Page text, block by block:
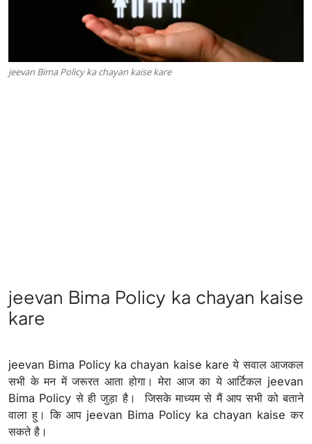
jeevan Bima Policy ka chayan kaise kare
jeevan Bima Policy ka chayan kaise
kare
jeevan Bima Policy ka chayan kaise kare ये सवाल आजकल
सभी के मन में जरूरत आता होगा। मेरा आज का ये आर्टिकल jeevan
Bima Policy से ही जुड़ा है। जिसके माध्यम से मैं आप सभी को बताने
वाला हु। कि आप jeevan Bima Policy ka chayan kaise कर
सकते है।